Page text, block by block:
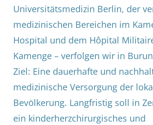
Universitätsmedizin Berlin, der
medizinischen Bereichen im
Hospital und dem Hôpital
Kamenge – verfolgen wir in
Ziel: Eine dauerhafte und
medizinische Versorgung der
Bevölkerung. Langfristig soll in
ein kinderherzchirurgisches und